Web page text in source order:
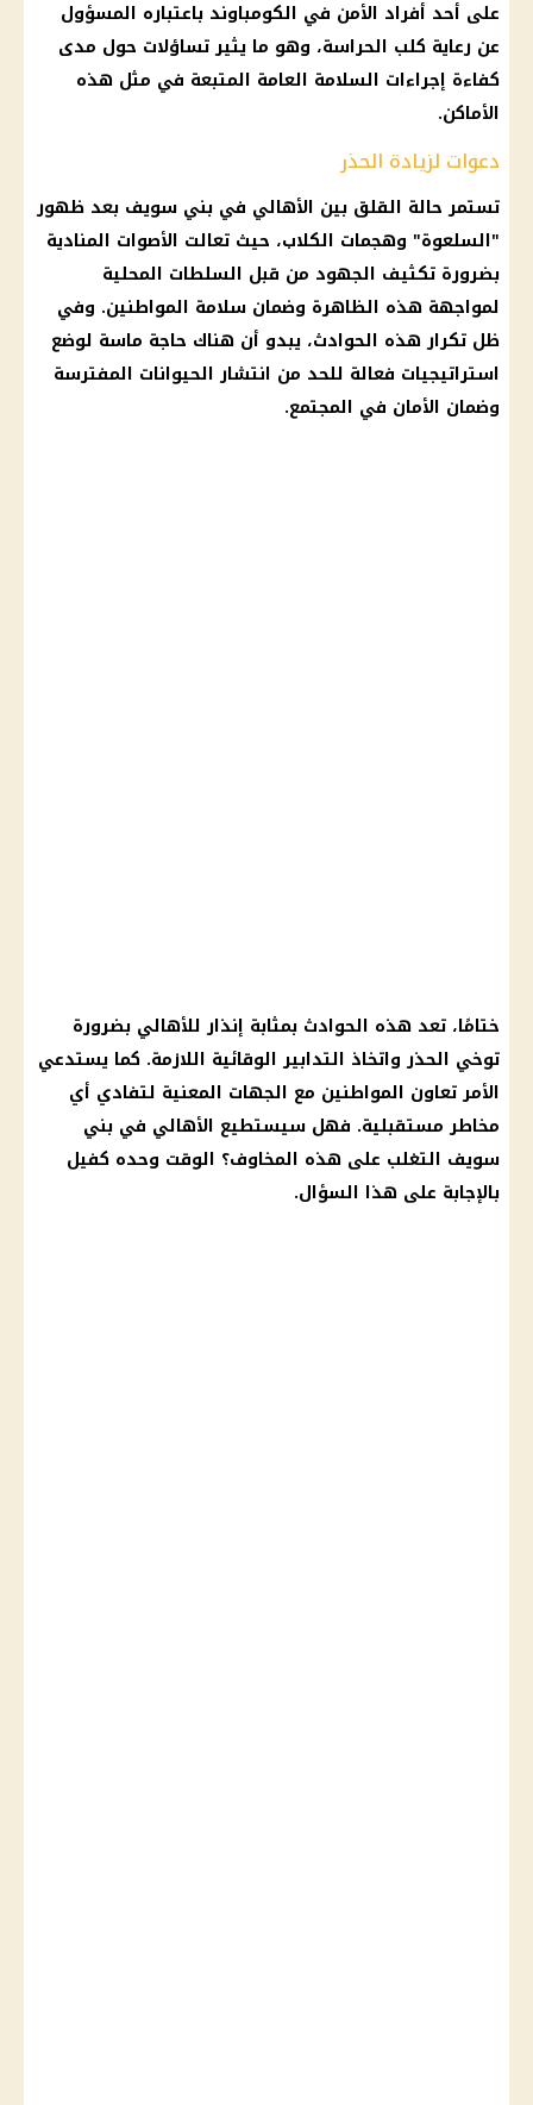
على أحد أفراد الأمن في الكومباوند باعتباره المسؤول
عن رعاية كلب الحراسة، وهو ما يثير تساؤلات حول مدى
كفاءة إجراءات السلامة العامة المتبعة في مثل هذه
الأماكن.
دعوات لزيادة الحذر
تستمر حالة القلق بين الأهالي في بني سويف بعد ظهور
"السلعوة" وهجمات الكلاب، حيث تعالت الأصوات المنادية
بضرورة تكثيف الجهود من قبل السلطات المحلية
لمواجهة هذه الظاهرة وضمان سلامة المواطنين. وفي
ظل تكرار هذه الحوادث، يبدو أن هناك حاجة ماسة لوضع
استراتيجيات فعالة للحد من انتشار الحيوانات المفترسة
وضمان الأمان في المجتمع.
ختامًا، تعد هذه الحوادث بمثابة إنذار للأهالي بضرورة
توخي الحذر واتخاذ التدابير الوقائية اللازمة. كما يستدعي
الأمر تعاون المواطنين مع الجهات المعنية لتفادي أي
مخاطر مستقبلية. فهل سيستطيع الأهالي في بني
سويف التغلب على هذه المخاوف؟ الوقت وحده كفيل
بالإجابة على هذا السؤال.